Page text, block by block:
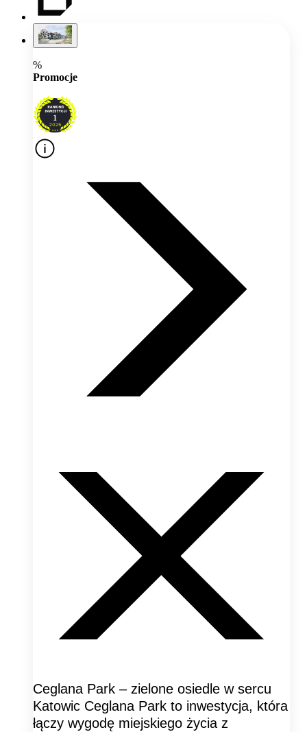
%
Promocje
Ceglana Park – zielone osiedle w sercu
Katowic Ceglana Park to inwestycja, która
łączy wygodę miejskiego życia z